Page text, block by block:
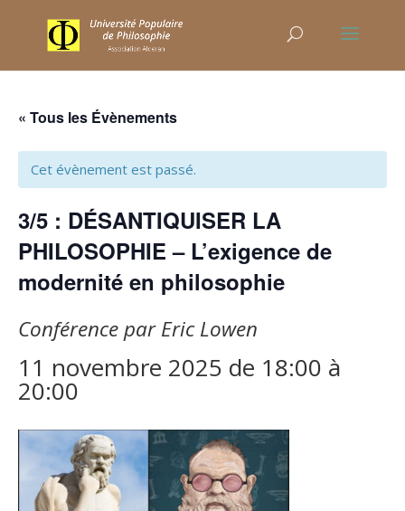
« Tous les Évènements
Cet évènement est passé.
3/5 : DÉSANTIQUISER LA
PHILOSOPHIE – L’exigence de
modernité en philosophie
Conférence par Eric Lowen
11 novembre 2025 de 18:00 à
20:00